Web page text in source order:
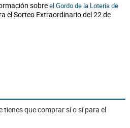
sobreel Gordo de la Lotería de
el Sorteo Extraordinario del 22 de
tienes que comprar sí o sí para el